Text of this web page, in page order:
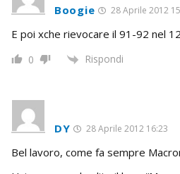
Boogie 28 Aprile 2012
E poi xche rievocare il 91-92 nel
0 Rispondi
DY 28 Aprile 2012 16:23
Bel lavoro, come fa sempre